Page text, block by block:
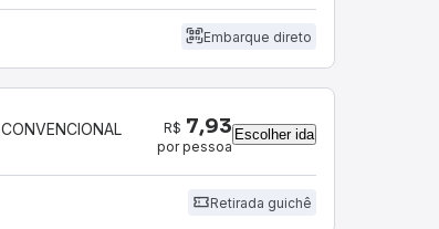
Embarque direto
CONVENCIONAL R$ 7,93
por pessoa
Escolher ida
Retirada guichê